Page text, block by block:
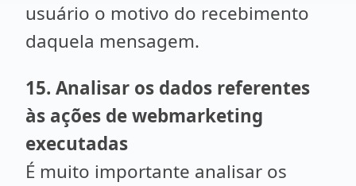
usuário o motivo do recebimento
daquela mensagem.
15. Analisar os dados referentes
às ações de webmarketing
executadas
É muito importante analisar os